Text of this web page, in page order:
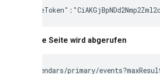
Nächste Seite wird abgerufen